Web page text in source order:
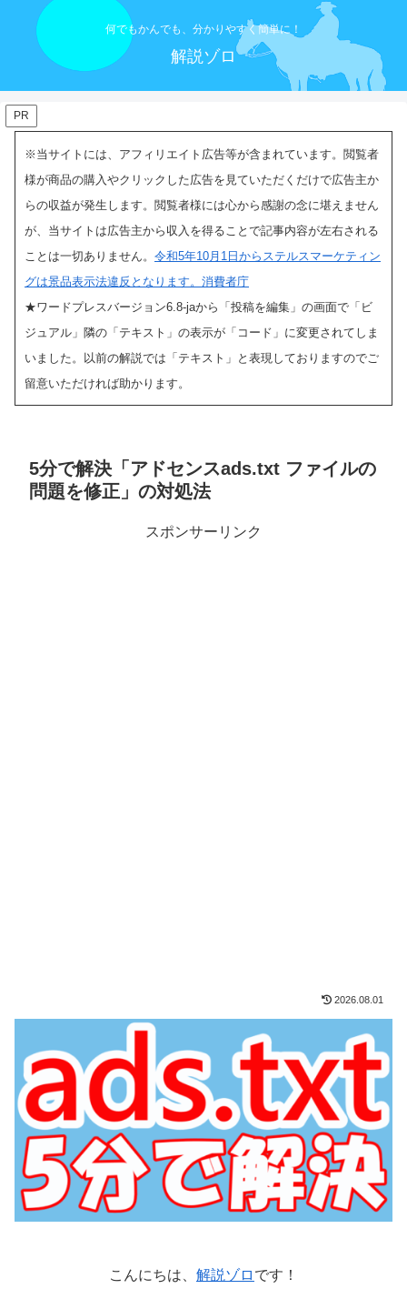
何でもかんでも、分かりやすく簡単に！
解説ゾロ
PR
※当サイトには、アフィリエイト広告等が含まれています。閲覧者
様が商品の購入やクリックした広告を見ていただくだけで広告主か
らの収益が発生します。閲覧者様には心から感謝の念に堪えません
が、当サイトは広告主から収入を得ることで記事内容が左右される
ことは一切ありません。 令和5年10月1日からステルスマーケティン
グは景品表示法違反となります。消費者庁
★ワードプレスバージョン6.8-jaから「投稿を編集」の画面で「ビ
ジュアル」隣の「テキスト」の表示が「コード」に変更されてしま
いました。以前の解説では「テキスト」と表現しておりますのでご
留意いただければ助かります。
5分で解決「アドセンスads.txt ファイルの
問題を修正」の対処法
スポンサーリンク
2026.08.01
こんにちは、 解説ゾロ です！